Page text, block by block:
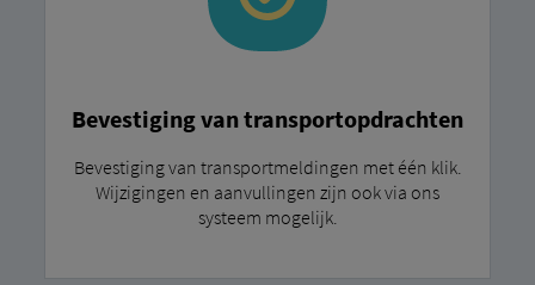
Bevestiging van transportopdrachten
Bevestiging van transportmeldingen met één klik.
Wijzigingen en aanvullingen zijn ook via ons
systeem mogelijk.